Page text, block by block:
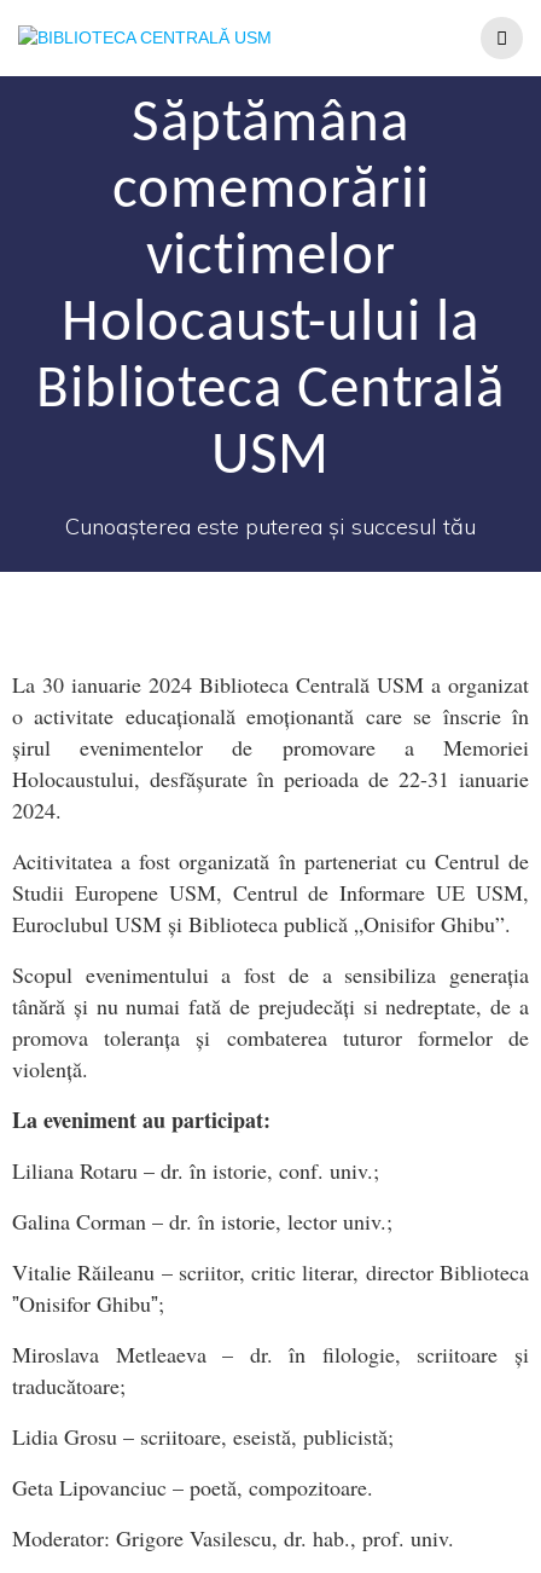
Săptămâna
comemorării
victimelor
Holocaust-ului la
Biblioteca Centrală
USM
Cunoașterea este puterea și succesul tău
La 30 ianuarie 2024 Biblioteca Centrală USM a organizat
o activitate educațională emoționantă care se înscrie în
șirul evenimentelor de promovare a Memoriei
Holocaustului, desfășurate în perioada de 22-31 ianuarie
2024.
Acitivitatea a fost organizată în parteneriat cu Centrul de
Studii Europene USM, Centrul de Informare UE USM,
Euroclubul USM și Biblioteca publică „Onisifor Ghibu”.
Scopul evenimentului a fost de a sensibiliza generația
tânără și nu numai fată de prejudecăți si nedreptate, de a
promova toleranța și combaterea tuturor formelor de
violență.
La eveniment auparticipat:
Liliana Rotaru – dr. în istorie, conf. univ.;
Galina Corman – dr. în istorie, lector univ.;
Vitalie Răileanu – scriitor, critic literar, director Biblioteca
ˮOnisifor Ghibuˮ;
Miroslava Metleaeva – dr. în filologie, scriitoare și
traducătoare;
Lidia Grosu – scriitoare, eseistă, publicistă;
Geta Lipovanciuc – poetă, compozitoare.
Moderator: Grigore Vasilescu, dr. hab., prof. univ.